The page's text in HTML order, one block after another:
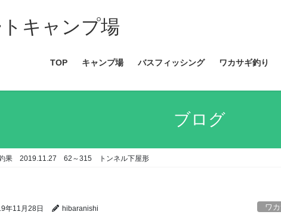
キャンプ場
TOP キャンプ場 バスフィッシング ワカサギ釣り
ブログ
果 2019.11.27 62～315 トンネル下屋形
年11月28日 hibaranishi ワ